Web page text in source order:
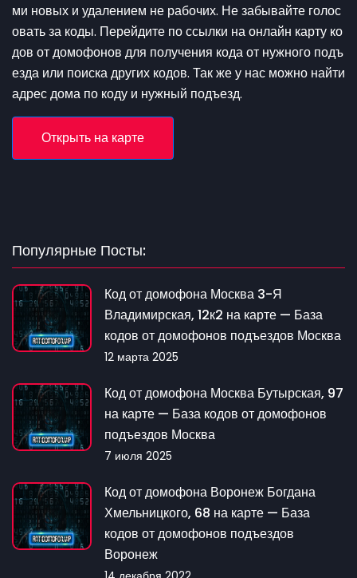
ми новых и удалением не рабочих. Не забывайте голос
овать за коды. Перейдите по ссылки на онлайн карту ко
дов от домофонов для получения кода от нужного подъ
езда или поиска других кодов. Так же у нас можно найти
адрес дома по коду и нужный подъезд.
Открыть на карте
Популярные Посты:
Код от домофона Москва 3-Я
Владимирская, 12к2 на карте — База
кодов от домофонов подъездов Москва
12 марта 2025
Код от домофона Москва Бутырская, 97
на карте — База кодов от домофонов
подъездов Москва
7 июля 2025
Код от домофона Воронеж Богдана
Хмельницкого, 68 на карте — База
кодов от домофонов подъездов
Воронеж